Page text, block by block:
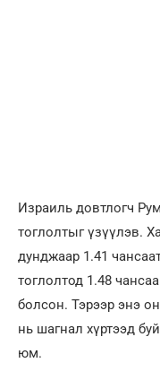
Израиль довтлогч
тоглолтыг үзүүлэв.
дунджаар 1.41
тоглолтод 1.48
болсон. Тэрээр энэ
нь шагнал хүртээд
юм.